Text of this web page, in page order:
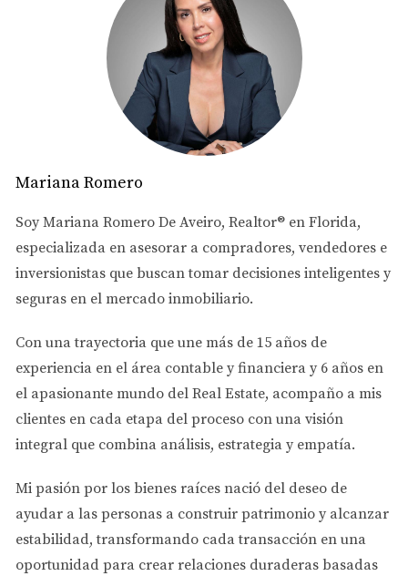
Lo que hicimos fue:
Analizar cuánto equity tenía
Usar una estrategia para acceder a ese dinero
Comprar una propiedad para renta
✔ La propiedad genera ingresos mensuales
✔ Está construyendo patrimonio adicional
👉 Su casa prácticamente le ayudó a crear una nueva
fuente de ingresos.
🔄 Caso #3: Comprar una nueva casa antes de
vender
Este es uno de los más comunes.
Una familia quería mudarse a una casa más grande…
pero no quería vender primero y quedarse “en el aire”.
👉 Solución:
Usaron su equity
Compraron primero
Luego vendieron con calma
Mariana Romero
Soy Mariana Romero De Aveiro, Realtor® en Florida,
especializada en asesorar a compradores, vendedores e
inversionistas que buscan tomar decisiones inteligentes y
seguras en el mercado inmobiliario.
Con una trayectoria que une más de 15 años de
experiencia en el área contable y financiera y 6 años en
el apasionante mundo del Real Estate, acompaño a mis
clientes en cada etapa del proceso con una visión
integral que combina análisis, estrategia y empatía.
Mi pasión por los bienes raíces nació del deseo de
ayudar a las personas a construir patrimonio y alcanzar
estabilidad, transformando cada transacción en una
oportunidad para crear relaciones duraderas basadas